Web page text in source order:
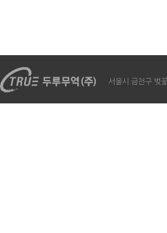
서울시 금천구